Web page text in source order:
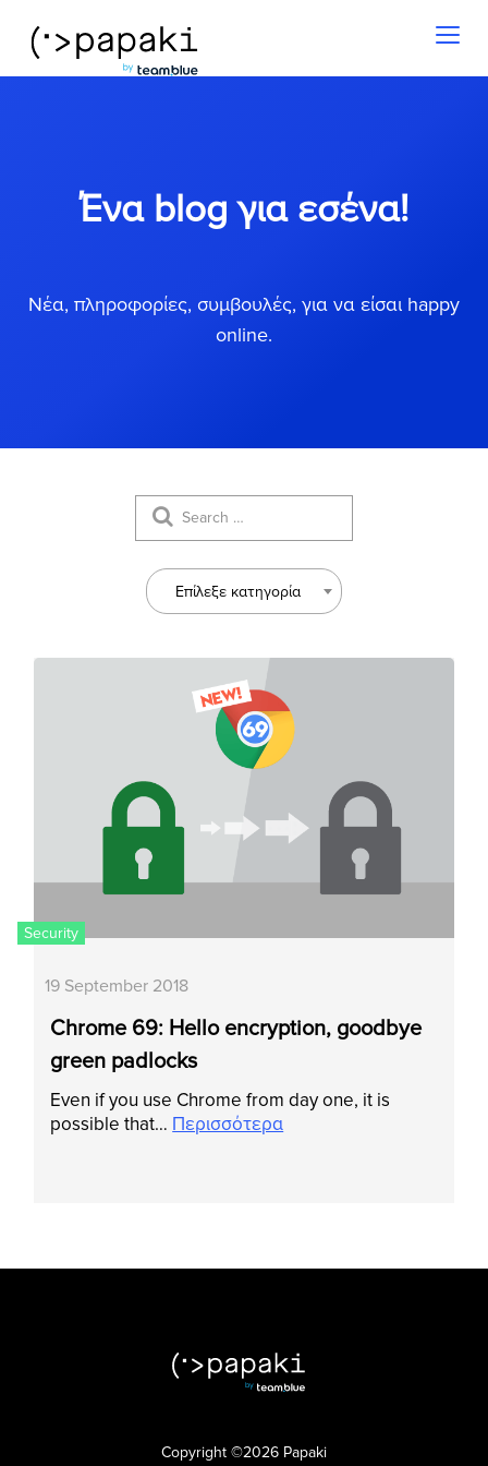
Ένα blog για εσένα!
Νέα, πληροφορίες, συμβουλές, για να είσαι happy
online.
Επίλεξε κατηγορία
Security
19 September 2018
Chrome 69: Hello encryption, goodbye
green padlocks
Even if you use Chrome from day one, it is
possible that… Περισσότερα
Copyright ©2026 Papaki